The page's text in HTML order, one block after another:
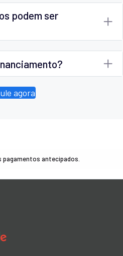
podem ser
agora
pagamentos antecipados.